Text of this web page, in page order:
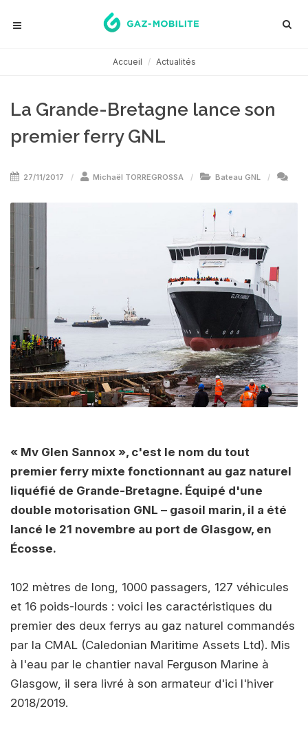
Accueil Actualités
La Grande-Bretagne lance son
premier ferry GNL
27/11/2017 Michaël TORREGROSSA Bateau GNL
« Mv Glen Sannox », c'est le nom du tout
premier ferry mixte fonctionnant au gaz naturel
liquéfié de Grande-Bretagne. Équipé d'une
double motorisation GNL – gasoil marin, il a été
lancé le 21 novembre au port de Glasgow, en
Écosse.
102 mètres de long, 1000 passagers, 127 véhicules
et 16 poids-lourds : voici les caractéristiques du
premier des deux ferrys au gaz naturel commandés
par la CMAL (Caledonian Maritime Assets Ltd). Mis
à l'eau par le chantier naval Ferguson Marine à
Glasgow, il sera livré à son armateur d'ici l'hiver
2018/2019.